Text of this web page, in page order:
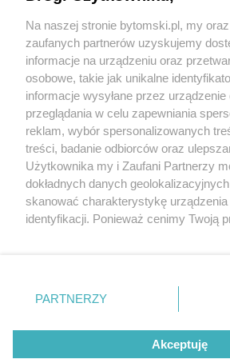
Wydawca mediów lokalnych
Nie zapomnij
zapoznać się z:
polityką prywatności regulamin
Twojemiasto
Piekary Śląskie
Chorzów
Tarnowskie Góry
Gliwice
Kontakt
Wydawca
Pogoda
Na naszej stronie bytomski.pl, my
zaufanych partnerów uzyskujemy
informacje na urządzeniu oraz
osobowe, takie jak unikalne
informacje wysyłane przez
przeglądania w celu zapewniania
reklam, wybór spersonalizowanych
treści, badanie odbiorców oraz
Użytkownika my i Zaufani Partnerzy
dokładnych danych
skanować charakterystykę urządzenia
identyfikacji. Ponieważ cenimy Twoją
prywatności znajdujący się w lewym
. Niektóre rodzaje przetwarzania
zgody użytkownika, ale masz prawo
takiemu przetwarzaniu. Preferencje
PARTNERZY
Akceptuję